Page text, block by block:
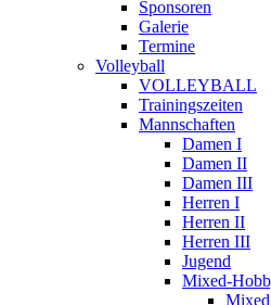
Sponsoren
Galerie
Termine
Volleyball
VOLLEYBALL
Trainingszeiten
Mannschaften
Damen I
Damen II
Damen III
Herren I
Herren II
Herren III
Jugend
Mixed-